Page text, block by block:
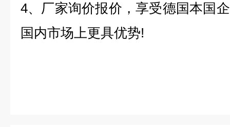
4、厂家询价报价，享受德国本国
国内市场上更具优势!